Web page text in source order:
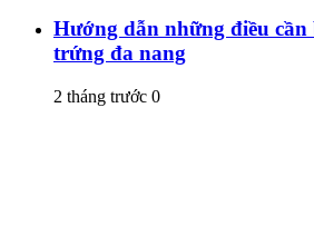
Hướng dẫn những điều cần
trứng đa nang
2 tháng trước 0